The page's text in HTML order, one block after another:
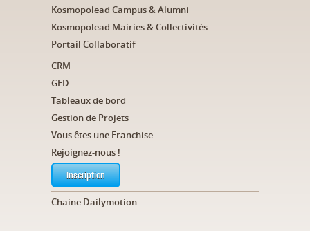
Kosmopolead Campus & Alumni
Kosmopolead Mairies & Collectivités
Portail Collaboratif
CRM
GED
Tableaux de bord
Gestion de Projets
Vous êtes une Franchise
Rejoignez-nous !
Inscription
Chaine Dailymotion